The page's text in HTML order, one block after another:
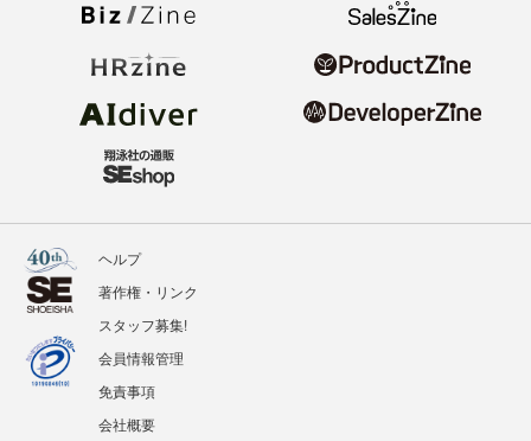
ヘルプ
著作権・リンク
スタッフ募集!
会員情報管理
免責事項
会社概要